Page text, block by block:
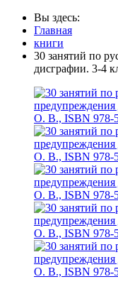
Вы здесь:
Главная
книги
30 занятий по
дисграфии. 3-4